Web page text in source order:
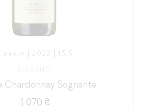
| 2022 | 13,5
Chardonnay Sognante
1 070 ₴